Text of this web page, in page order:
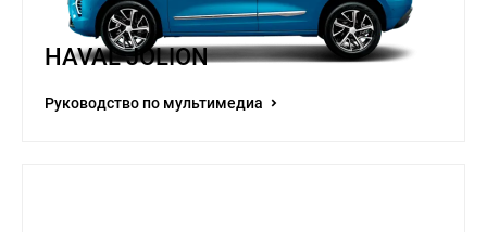
HAVAL JOLION
Руководство по мультимедиа